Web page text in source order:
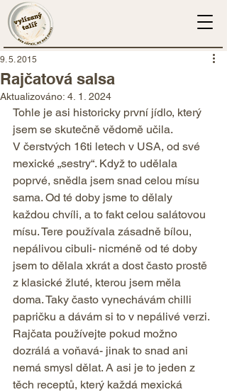
Rajčatová salsa
9. 5. 2015
Aktualizováno: 4. 1. 2024
Tohle je asi historicky první jídlo, který
jsem se skutečně vědomě učila.
V čerstvých 16ti letech v USA, od své
mexické „sestry“. Když to udělala
poprvé, snědla jsem snad celou mísu
sama. Od té doby jsme to dělaly
každou chvíli, a to fakt celou salátovou
mísu. Tere používala zásadně bílou,
nepálivou cibuli- nicméně od té doby
jsem to dělala xkrát a dost často prostě
z klasické žluté, kterou jsem měla
doma. Taky často vynechávám chilli
papričku a dávám si to v nepálivé verzi.
Rajčata používejte pokud možno
dozrálá a voňavá- jinak to snad ani
nemá smysl dělat. A asi je to jeden z
těch receptů, který každá mexická